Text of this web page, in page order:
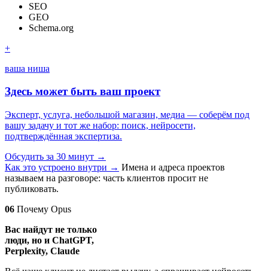
SEO
GEO
Schema.org
+
ваша ниша
Здесь может быть ваш проект
Эксперт, услуга, небольшой магазин, медиа — соберём под
вашу задачу и тот же набор: поиск, нейросети,
подтверждённая экспертиза.
Обсудить за 30 минут →
Как это устроено внутри → Имена и адреса проектов
называем на разговоре: часть клиентов просит не
публиковать.
06 Почему Opus
Вас найдут не только
люди, но и ChatGPT,
Perplexity, Claude